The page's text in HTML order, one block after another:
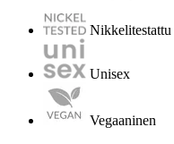
Nikkelitestattu
Unisex
Vegaaninen